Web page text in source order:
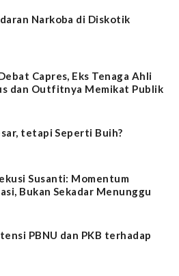
Narkoba di Diskotik
Capres, Eks Tenaga Ahli
dan Outfitnya Memikat Publik
tetapi Seperti Buih?
Susanti: Momentum
Bukan Sekadar Menunggu
PBNU dan PKB terhadap